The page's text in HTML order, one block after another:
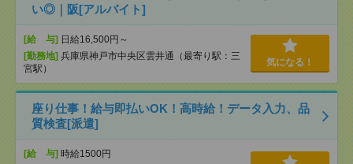
い◎｜阪[アルバイト]
[給 与] 日給16,500円～
[勤務地] 兵庫県神戸市中央区雲井通（最寄り駅：三
宮駅）
気になる！
座り仕事！給与即払いOK！高時給！データ入力、品
質検査[派遣]
[給 与] 時給1500円